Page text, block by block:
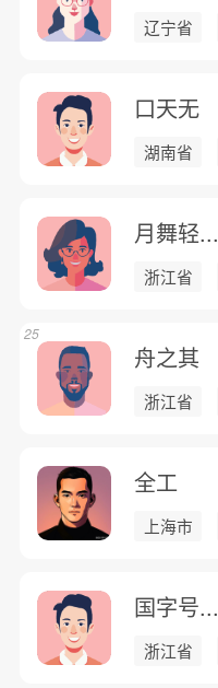
辽宁省
口天无
湖南省
月舞轻...
浙江省
舟之其
浙江省
25
全工
上海市
国字号...
浙江省